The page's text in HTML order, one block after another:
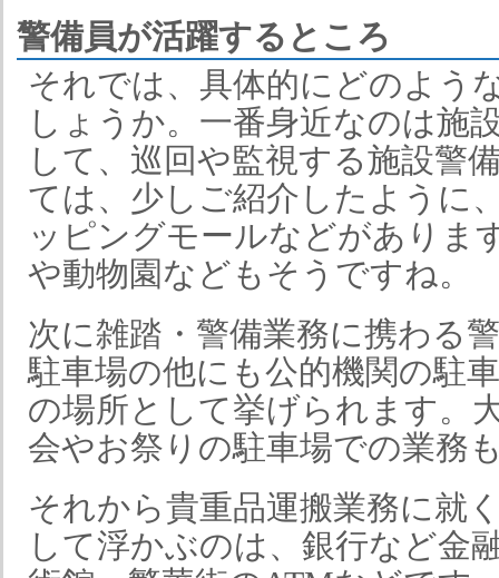
警備員が活躍するところ
それでは、具体的にどのよう
しょうか。一番身近なのは施
して、巡回や監視する施設警
ては、少しご紹介したように
ッピングモールなどがありま
や動物園などもそうですね。
次に雑踏・警備業務に携わる
駐車場の他にも公的機関の駐
の場所として挙げられます。
会やお祭りの駐車場での業務
それから貴重品運搬業務に就
して浮かぶのは、銀行など金